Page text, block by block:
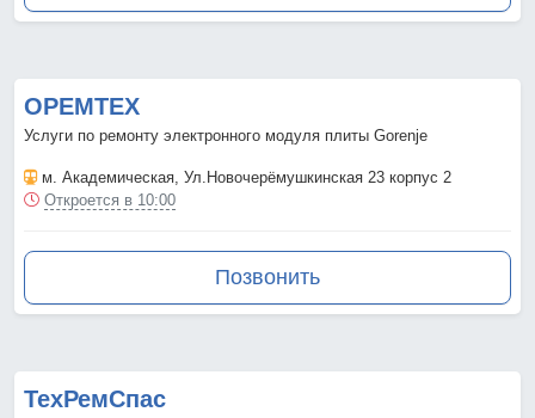
ОРЕМТЕХ
Услуги по ремонту электронного модуля плиты Gorenje
м. Академическая, Ул.Новочерёмушкинская 23 корпус 2
Откроется в 10:00
Позвонить
ТехРемСпас